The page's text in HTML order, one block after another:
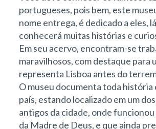
portugueses, pois bem, este
nome entrega, é dedicado a eles,
conhecerá muitas histórias e
Em seu acervo, encontram-se
maravilhosos, com destaque para
representa Lisboa antes do
O museu documenta toda história
país, estando localizado em um
antigos da cidade, onde
da Madre de Deus, e que ainda